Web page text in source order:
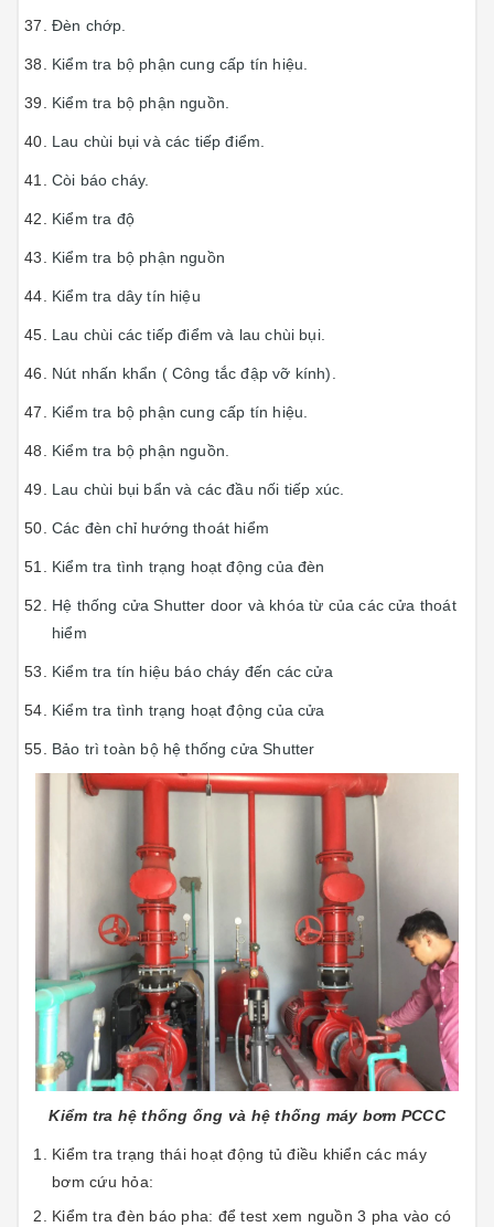
Đèn chớp.
Kiểm tra bộ phận cung cấp tín hiệu.
Kiểm tra bộ phận nguồn.
Lau chùi bụi và các tiếp điểm.
Còi báo cháy.
Kiểm tra độ
Kiểm tra bộ phận nguồn
Kiểm tra dây tín hiệu
Lau chùi các tiếp điểm và lau chùi bụi.
Nút nhấn khẩn ( Công tắc đập vỡ kính).
Kiểm tra bộ phận cung cấp tín hiệu.
Kiểm tra bộ phận nguồn.
Lau chùi bụi bẩn và các đầu nối tiếp xúc.
Các đèn chỉ hướng thoát hiểm
Kiểm tra tình trạng hoạt động của đèn
Hệ thống cửa Shutter door và khóa từ của các cửa thoát
hiểm
Kiểm tra tín hiệu báo cháy đến các cửa
Kiểm tra tình trạng hoạt động của cửa
Bảo trì toàn bộ hệ thống cửa Shutter
Kiểm tra hệ thống ống và hệ thống máy bơm PCCC
Kiểm tra trạng thái hoạt động tủ điều khiển các máy
bơm cứu hỏa:
Kiểm tra đèn báo pha: để test xem nguồn 3 pha vào có